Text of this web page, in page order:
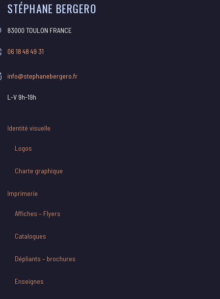
STÉPHANE BERGERO
83000 TOULON FRANCE
06 18 48 49 31
info@stephanebergero.fr
L-V 9h-19h
Identité visuelle
Logos
Charte graphique
Imprimerie
Affiches – Flyers
Catalogues
Dépliants – brochures
Enseignes